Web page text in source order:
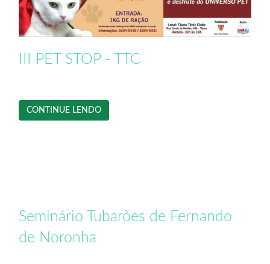
III PET STOP - TTC
CONTINUE LENDO
Seminário Tubarões de Fernando
de Noronha